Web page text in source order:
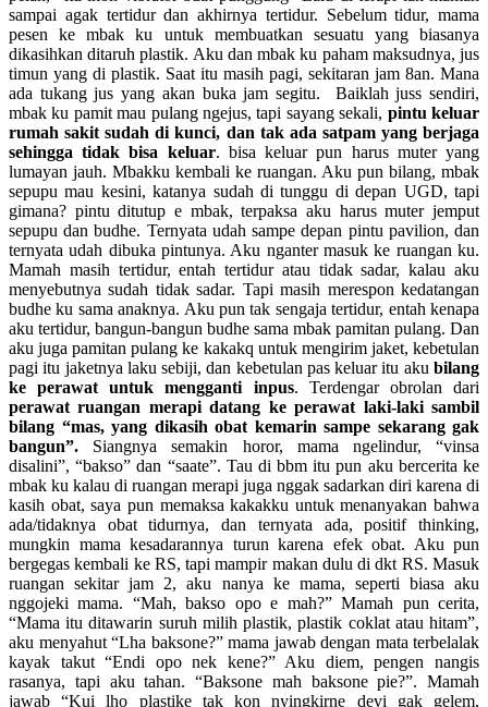
sampai agak tertidur dan akhirnya tertidur. Sebelum tidur, mama
pesen ke mbak ku untuk membuatkan sesuatu yang biasanya
dikasihkan ditaruh plastik. Aku dan mbak ku paham maksudnya, jus
timun yang di plastik. Saat itu masih pagi, sekitaran jam 8an. Mana
ada tukang jus yang akan buka jam segitu. Baiklah juss sendiri,
mbak ku pamit mau pulang ngejus, tapi sayang sekali, pintu keluar
rumah sakit sudah di kunci, dan tak ada satpam yang berjaga
sehingga tidak bisa keluar. bisa keluar pun harus muter yang
lumayan jauh. Mbakku kembali ke ruangan. Aku pun bilang, mbak
sepupu mau kesini, katanya sudah di tunggu di depan UGD, tapi
gimana? pintu ditutup e mbak, terpaksa aku harus muter jemput
sepupu dan budhe. Ternyata udah sampe depan pintu pavilion, dan
ternyata udah dibuka pintunya. Aku nganter masuk ke ruangan ku.
Mamah masih tertidur, entah tertidur atau tidak sadar, kalau aku
menyebutnya sudah tidak sadar. Tapi masih merespon kedatangan
budhe ku sama anaknya. Aku pun tak sengaja tertidur, entah kenapa
aku tertidur, bangun-bangun budhe sama mbak pamitan pulang. Dan
aku juga pamitan pulang ke kakakq untuk mengirim jaket, kebetulan
pagi itu jaketnya laku sebiji, dan kebetulan pas keluar itu aku bilang
ke perawat untuk mengganti inpus. Terdengar obrolan dari
perawat ruangan merapi datang ke perawat laki-laki sambil
bilang “mas, yang dikasih obat kemarin sampe sekarang gak
bangun”. Siangnya semakin horor, mama ngelindur, “vinsa
disalini”, “bakso” dan “saate”. Tau di bbm itu pun aku bercerita ke
mbak ku kalau di ruangan merapi juga nggak sadarkan diri karena di
kasih obat, saya pun memaksa kakakku untuk menanyakan bahwa
ada/tidaknya obat tidurnya, dan ternyata ada, positif thinking,
mungkin mama kesadarannya turun karena efek obat. Aku pun
bergegas kembali ke RS, tapi mampir makan dulu di dkt RS. Masuk
ruangan sekitar jam 2, aku nanya ke mama, seperti biasa aku
nggojeki mama. “Mah, bakso opo e mah?” Mamah pun cerita,
“Mama itu ditawarin suruh milih plastik, plastik coklat atau hitam”,
aku menyahut “Lha baksone?” mama jawab dengan mata terbelalak
kayak takut “Endi opo nek kene?” Aku diem, pengen nangis
rasanya, tapi aku tahan. “Baksone mah baksone pie?”. Mamah
jawab “Kui lho plastike tak kon nyingkirne devi gak gelem,